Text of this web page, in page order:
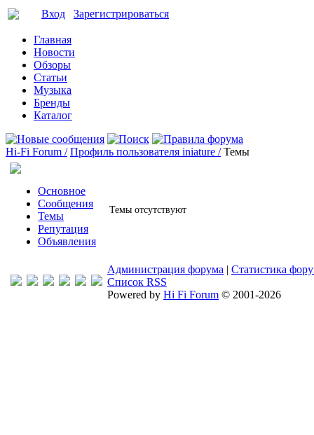
Вход Зарегистрироваться
Главная
Новости
Обзоры
Статьи
Музыка
Бренды
Каталог
Hi-Fi Forum / Профиль пользователя iniature / Темы
Основное
Сообщения
Темы
Репутация
Объявления
Темы отсутствуют
Администрация форума | Статистика
Список RSS
Powered by Hi Fi Forum © 2001-2026